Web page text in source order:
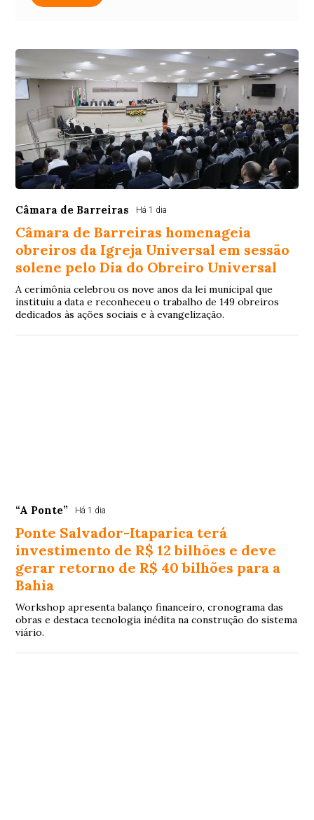
Câmara de Barreiras Há 1 dia
Câmara de Barreiras homenageia
obreiros da Igreja Universal em sessão
solene pelo Dia do Obreiro Universal
A cerimônia celebrou os nove anos da lei municipal que
instituiu a data e reconheceu o trabalho de 149 obreiros
dedicados às ações sociais e à evangelização.
“A Ponte” Há 1 dia
Ponte Salvador-Itaparica terá
investimento de R$ 12 bilhões e deve
gerar retorno de R$ 40 bilhões para a
Bahia
Workshop apresenta balanço financeiro, cronograma das
obras e destaca tecnologia inédita na construção do sistema
viário.